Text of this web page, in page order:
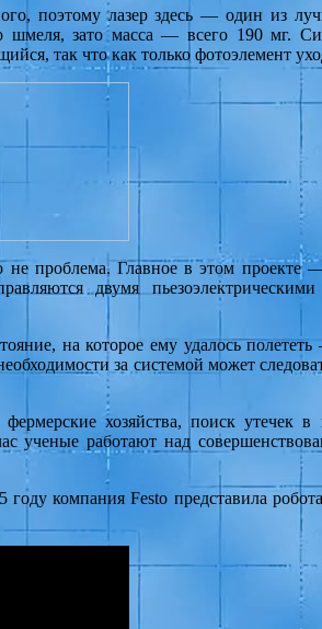
поэтому лазер здесь — один из
зато масса — всего 190 мг.
так что как только фотоэлемент
проблема. Главное в этом проекте
двумя
на которое ему удалось
за системой может
хозяйства, поиск утечек
ученые работают над
компания Festo представила